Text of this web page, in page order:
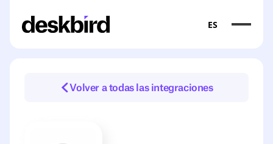
ES
Volver a todas las integraciones